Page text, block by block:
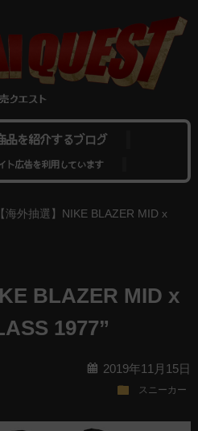
品を紹介するブログ
ト広告を利用しています
【海外抽選】NIKE BLAZER MID x
BLAZER MID x
1977”
calendar 2019年11月15日
folder スニーカー